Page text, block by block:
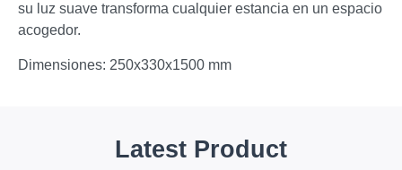
su luz suave transforma cualquier estancia en un espacio
acogedor.
Dimensiones: 250x330x1500 mm
Latest Product